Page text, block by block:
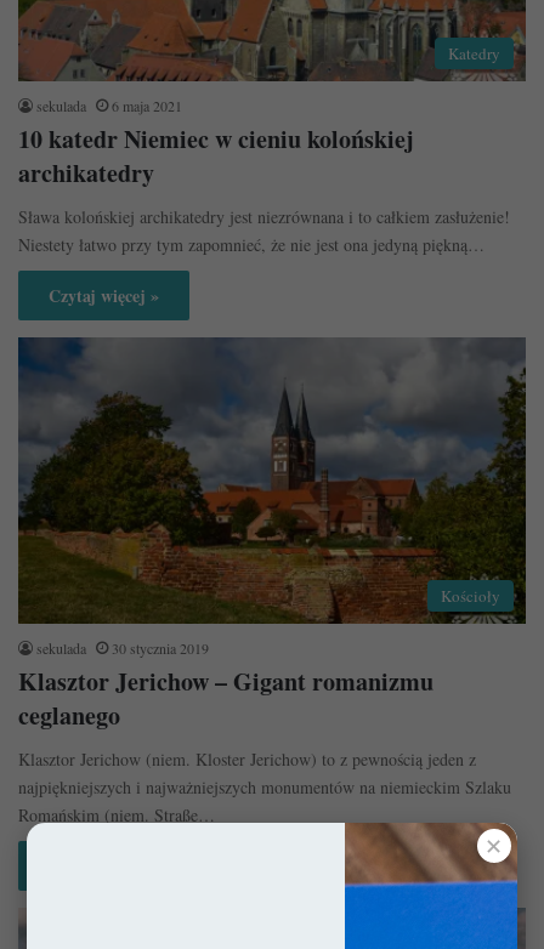
Katedry
sekulada 6 maja 2021
10 katedr Niemiec w cieniu kolońskiej
archikatedry
Sława kolońskiej archikatedry jest niezrównana i to całkiem zasłużenie!
Niestety łatwo przy tym zapomnieć, że nie jest ona jedyną piękną…
Czytaj więcej »
Kościoły
sekulada 30 stycznia 2019
Klasztor Jerichow – Gigant romanizmu
ceglanego
Klasztor Jerichow (niem. Kloster Jerichow) to z pewnością jeden z
najpiękniejszych i najważniejszych monumentów na niemieckim Szlaku
Romańskim (niem. Straße…
✕